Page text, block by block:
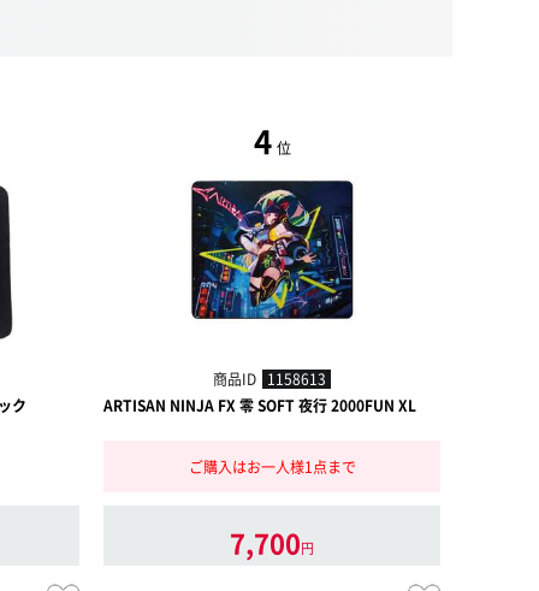
ク
4 位
商品ID 1158613
ARTISAN NINJA FX 零 SOFT 夜行 2000FUN XL
ご購入はお一人様1点まで
7,700円